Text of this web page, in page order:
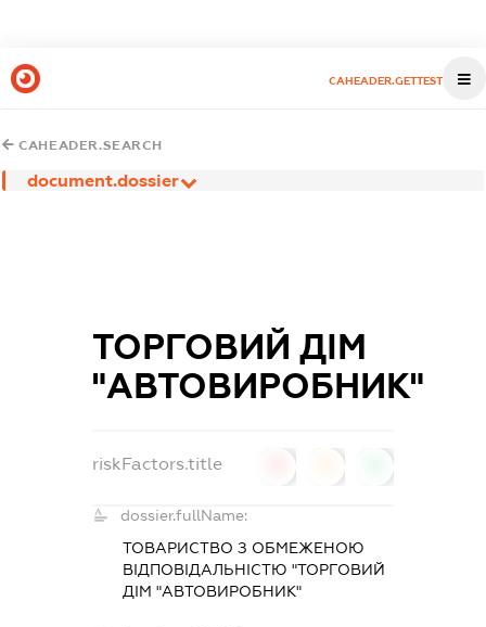
CAHEADER.GETTEST
CAHEADER.SEARCH
document.dossier
ТОРГОВИЙ ДІМ
"АВТОВИРОБНИК"
riskFactors.title
dossier.fullName:
ТОВАРИСТВО З ОБМЕЖЕНОЮ
ВІДПОВІДАЛЬНІСТЮ "ТОРГОВИЙ
ДІМ "АВТОВИРОБНИК"